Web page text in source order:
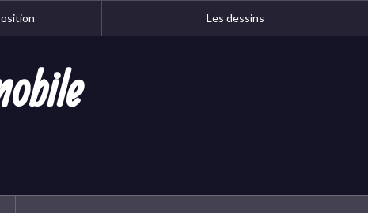
Les dessins